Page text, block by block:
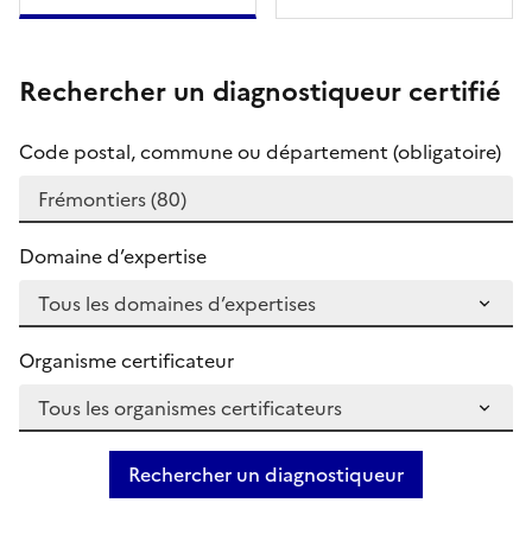
Rechercher un diagnostiqueur certifié
Code postal, commune ou département (obligatoire)
Domaine d’expertise
Organisme certificateur
Rechercher un diagnostiqueur